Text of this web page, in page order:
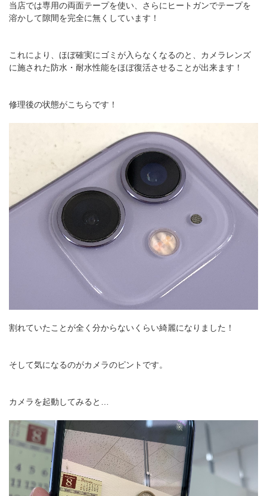
当店では専用の両面テープを使い、さらにヒートガンでテープを
溶かして隙間を完全に無くしています！
これにより、ほぼ確実にゴミが入らなくなるのと、カメラレンズ
に施された防水・耐水性能をほぼ復活させることが出来ます！
修理後の状態がこちらです！
割れていたことが全く分からないくらい綺麗になりました！
そして気になるのがカメラのピントです。
カメラを起動してみると…